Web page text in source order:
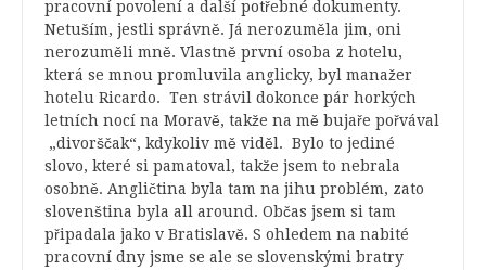
pracovní povolení a další potřebné dokumenty.
Netuším, jestli správně. Já nerozuměla jim, oni
nerozuměli mně. Vlastně první osoba z hotelu,
která se mnou promluvila anglicky, byl manažer
hotelu Ricardo. Ten strávil dokonce pár horkých
letních nocí na Moravě, takže na mě bujaře pořvával
„divorščak“, kdykoliv mě viděl. Bylo to jediné
slovo, které si pamatoval, takže jsem to nebrala
osobně. Angličtina byla tam na jihu problém, zato
slovenština byla all around. Občas jsem si tam
připadala jako v Bratislavě. S ohledem na nabité
pracovní dny jsme se ale se slovenskými bratry